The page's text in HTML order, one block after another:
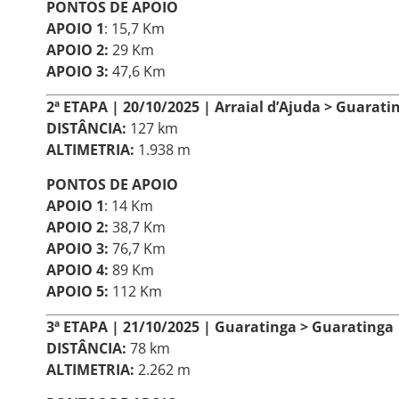
PONTOS DE APOIO
APOIO 1: 15,7 Km
APOIO 2: 29 Km
APOIO 3: 47,6 Km
2ª ETAPA | 20/10/2025 | Arraial d’Ajuda >
DISTÂNCIA: 127 km
ALTIMETRIA: 1.938 m
PONTOS DE APOIO
APOIO 1: 14 Km
APOIO 2: 38,7 Km
APOIO 3: 76,7 Km
APOIO 4: 89 Km
APOIO 5: 112 Km
3ª ETAPA | 21/10/2025 | Guaratinga > Guaratinga
DISTÂNCIA: 78 km
ALTIMETRIA: 2.262 m